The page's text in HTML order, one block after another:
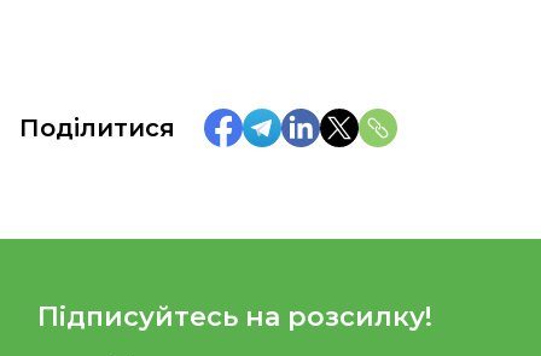
Поділитися
Підписуйтесь на розсилку!